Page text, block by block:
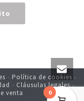
- Política de cookies -
- Cláusulas legales-
venta
0